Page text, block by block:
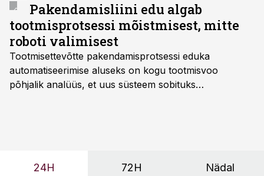
Pakendamisliini edu algab
tootmisprotsessi mõistmisest, mitte
roboti valimisest
Tootmisettevõtte pakendamisprotsessi eduka
automatiseerimise aluseks on kogu tootmisvoo
põhjalik analüüs, et uus süsteem sobituks
OÜ tegevjuht Sander Mitendorf.
24H 72H Nädal